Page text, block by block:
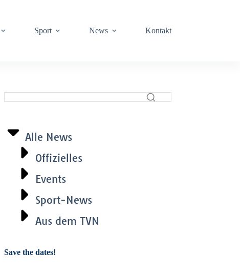
Sport News Kontakt
Alle News
Offizielles
Events
Sport-News
Aus dem TVN
Save the dates!